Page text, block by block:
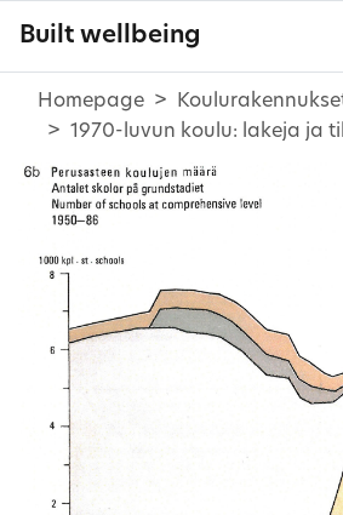
Built wellbeing
Homepage
1970-luvun koulu: lakeja ja